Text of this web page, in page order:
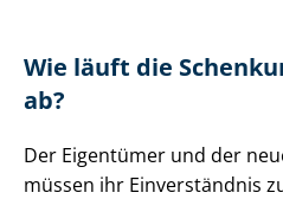
Wie läuft die
ab?
Der Eigentümer und der
müssen ihr Einverständnis